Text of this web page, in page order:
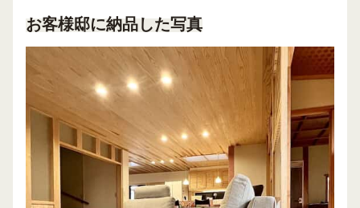
お客様邸に納品した写真